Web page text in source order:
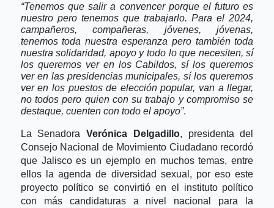
“Tenemos que salir a convencer porque el futuro es
nuestro pero tenemos que trabajarlo. Para el 2024,
campañeros, compañeras, jóvenes, jóvenas,
tenemos toda nuestra esperanza pero también toda
nuestra solidaridad, apoyo y todo lo que necesiten, sí
los queremos ver en los Cabildos, sí los queremos
ver en las presidencias municipales, sí los queremos
ver en los puestos de elección popular, van a llegar,
no todos pero quien con su trabajo y compromiso se
destaque, cuenten con todo el apoyo”.
La SenadoraVerónica Delgadillo, presidenta del
Consejo Nacional de Movimiento Ciudadano recordó
que Jalisco es un ejemplo en muchos temas, entre
ellos la agenda de diversidad sexual, por eso este
proyecto político se convirtió en el instituto político
con más candidaturas a nivel nacional para la